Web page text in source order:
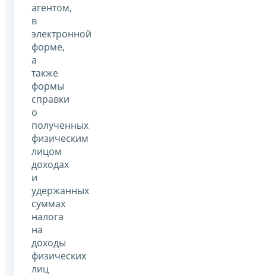
агентом,
в
электронной
форме,
а
также
формы
справки
о
полученных
физическим
лицом
доходах
и
удержанных
суммах
налога
на
доходы
физических
лиц